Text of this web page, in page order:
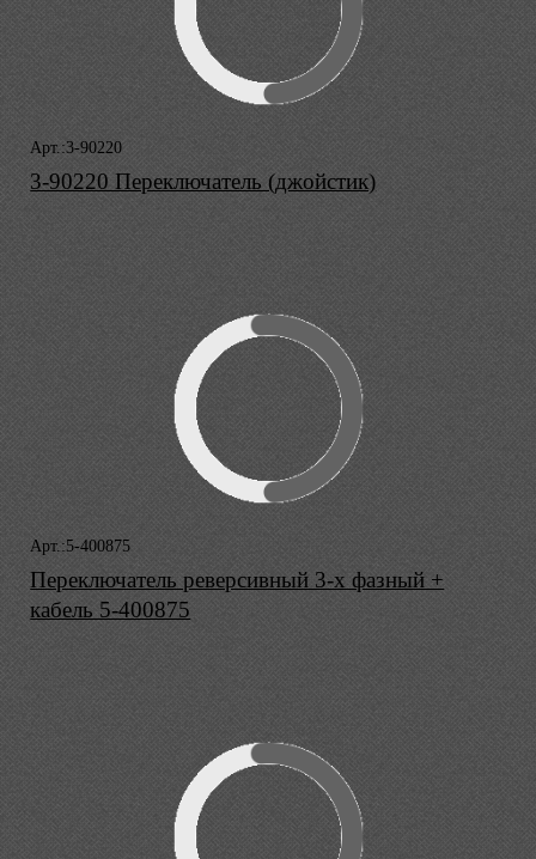
Арт.:3-90220
3-90220 Переключатель (джойстик)
Арт.:5-400875
Переключатель реверсивный 3-х фазный +
кабель 5-400875